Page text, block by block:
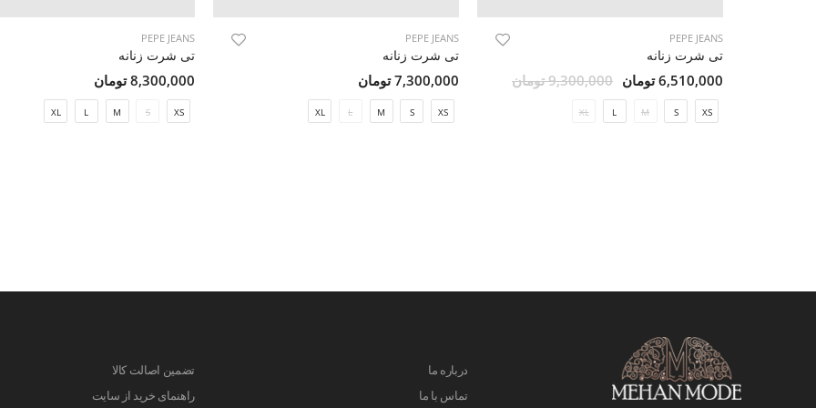
PEPE JEANS
تی شرت زنانه
6,510,000 تومان 9,300,000 تومان
XS
S
M
L
XL
PEPE JEANS
تی شرت زنانه
7,300,000 تومان
XS
S
M
L
XL
PEPE JEANS
تی شرت زنانه
8,300,000 تومان
XS
S
M
L
XL
درباره ما
تماس با ما
تضمین اصالت کالا
راهنمای خرید از سایت